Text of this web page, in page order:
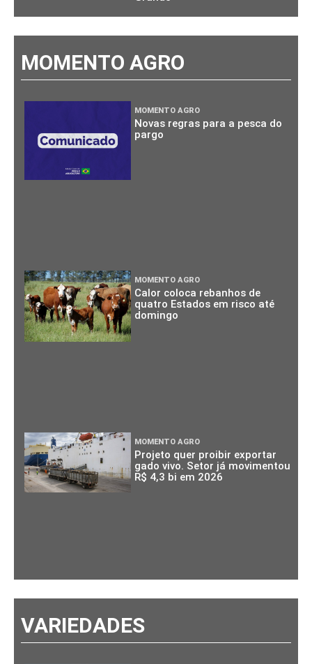
MOMENTO AGRO
MOMENTO AGRO
Novas regras para a pesca do
pargo
MOMENTO AGRO
Calor coloca rebanhos de
quatro Estados em risco até
domingo
MOMENTO AGRO
Projeto quer proibir exportar
gado vivo. Setor já movimentou
R$ 4,3 bi em 2026
VARIEDADES